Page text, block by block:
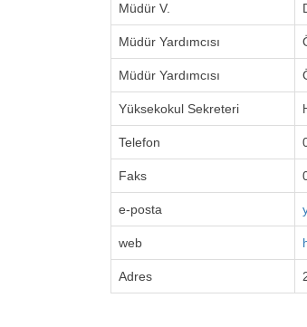
Müdür V.
Müdür Yardımcısı
Müdür Yardımcısı
Yüksekokul Sekreteri
Telefon
Faks
e-posta
web
Adres